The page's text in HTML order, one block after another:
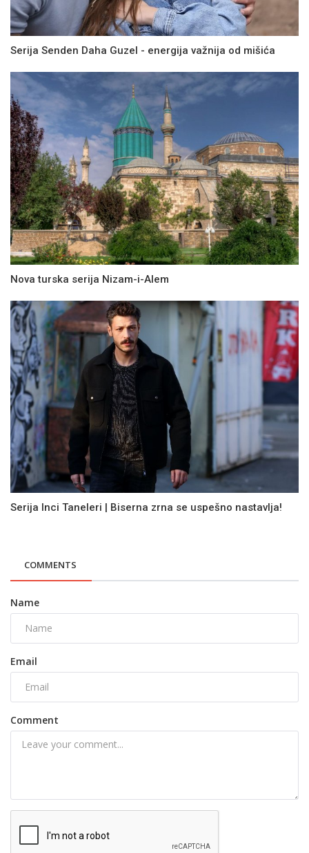
Serija Senden Daha Guzel - energija važnija od mišića
Nova turska serija Nizam-i-Alem
Serija Inci Taneleri | Biserna zrna se uspešno nastavlja!
COMMENTS
Name
Email
Comment